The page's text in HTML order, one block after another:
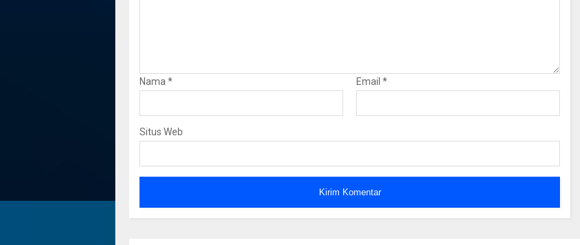
Nama * Email *
Situs Web